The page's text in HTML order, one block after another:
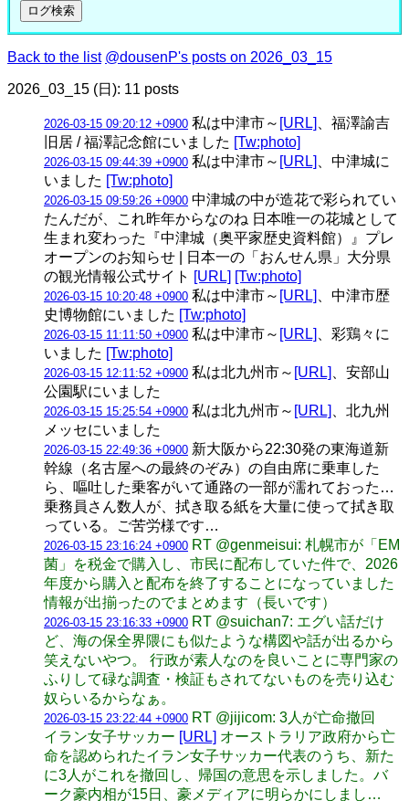
Back to the list @dousenP's posts on 2026_03_15
2026_03_15 (日): 11 posts
2026-03-15 09:20:12 +0900 私は中津市～ [URL]
、福澤諭吉
旧居 / 福澤記念館にいました [Tw:photo]
2026-03-15 09:44:39 +0900 私は中津市～ [URL]
、中津城に
いました [Tw:photo]
2026-03-15 09:59:26 +0900 中津城の中が造花で彩られてい
たんだが、これ昨年からなのね 日本唯一の花城として
生まれ変わった『中津城（奥平家歴史資料館）』プレ
オープンのお知らせ | 日本一の「おんせん県」大分県
の観光情報公式サイト [URL] [Tw:photo]
2026-03-15 10:20:48 +0900 私は中津市～ [URL]
、中津市歴
史博物館にいました [Tw:photo]
2026-03-15 11:11:50 +0900 私は中津市～ [URL]
、彩鶏々に
いました [Tw:photo]
2026-03-15 12:11:52 +0900 私は北九州市～ [URL]
、安部山
公園駅にいました
2026-03-15 15:25:54 +0900 私は北九州市～ [URL]
、北九州
メッセにいました
2026-03-15 22:49:36 +0900 新大阪から22:30発の東海道新
幹線（名古屋への最終のぞみ）の自由席に乗車した
ら、嘔吐した乗客がいて通路の一部が濡れておった…
乗務員さん数人が、拭き取る紙を大量に使って拭き取
っている。ご苦労様です…
2026-03-15 23:16:24 +0900 RT @genmeisui: 札幌市が「EM
菌」を税金で購入し、市民に配布していた件で、2026
年度から購入と配布を終了することになっていました
情報が出揃ったのでまとめます（長いです）
2026-03-15 23:16:33 +0900 RT @suichan7: エグい話だけ
ど、海の保全界隈にも似たような構図や話が出るから
笑えないやつ。 行政が素人なのを良いことに専門家の
ふりして碌な調査・検証もされてないものを売り込む
奴らいるからなぁ。
2026-03-15 23:22:44 +0900 RT @jijicom: 3人が亡命撤回
イラン女子サッカー [URL] オーストラリア政府から亡
命を認められたイラン女子サッカー代表のうち、新た
に3人がこれを撤回し、帰国の意思を示しました。バ
ーク豪内相が15日、豪メディアに明らかにしまし…